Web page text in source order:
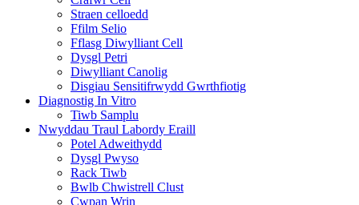
Straen celloedd
Ffilm Selio
Fflasg Diwylliant Cell
Dysgl Petri
Diwylliant Canolig
Disgiau Sensitifrwydd Gwrthfiotig
Diagnostig In Vitro
Tiwb Samplu
Nwyddau Traul Labordy Eraill
Potel Adweithydd
Dysgl Pwyso
Rack Tiwb
Bwlb Chwistrell Clust
Cwpan Wrin